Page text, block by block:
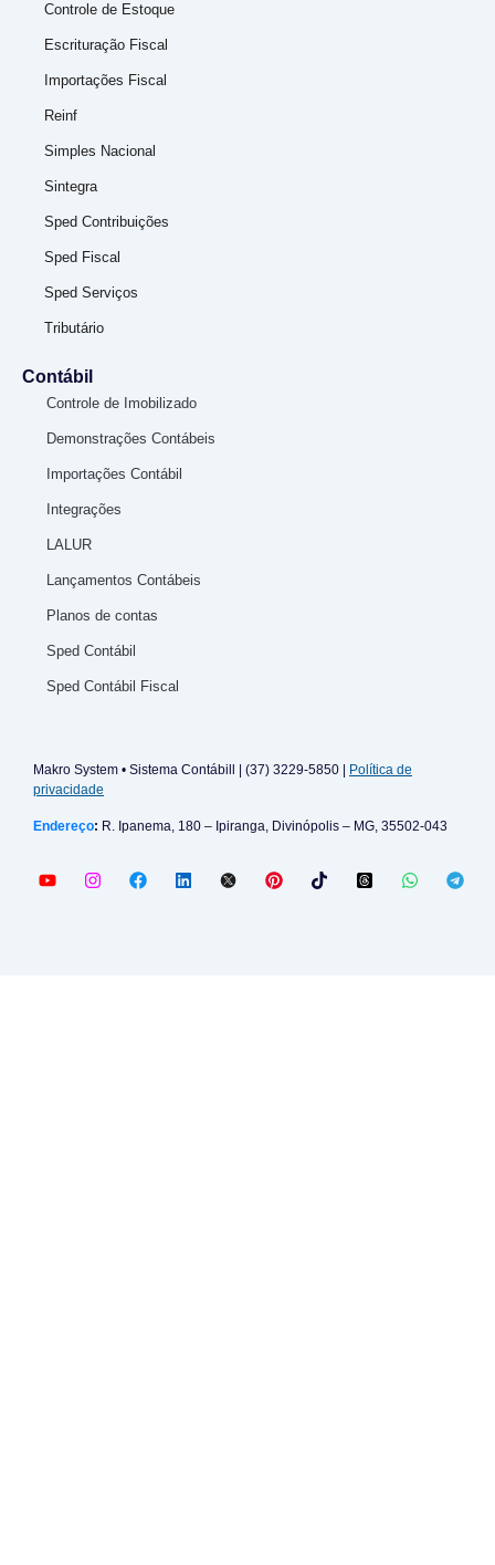
Controle de Estoque
Escrituração Fiscal
Importações Fiscal
Reinf
Simples Nacional
Sintegra
Sped Contribuições
Sped Fiscal
Sped Serviços
Tributário
Contábil
Controle de Imobilizado
Demonstrações Contábeis
Importações Contábil
Integrações
LALUR
Lançamentos Contábeis
Planos de contas
Sped Contábil
Sped Contábil Fiscal
Makro System • Sistema Contábill | (37) 3229-5850 |
Política de
privacidade
Endereço: R. Ipanema, 180 – Ipiranga, Divinópolis – MG, 35502-043